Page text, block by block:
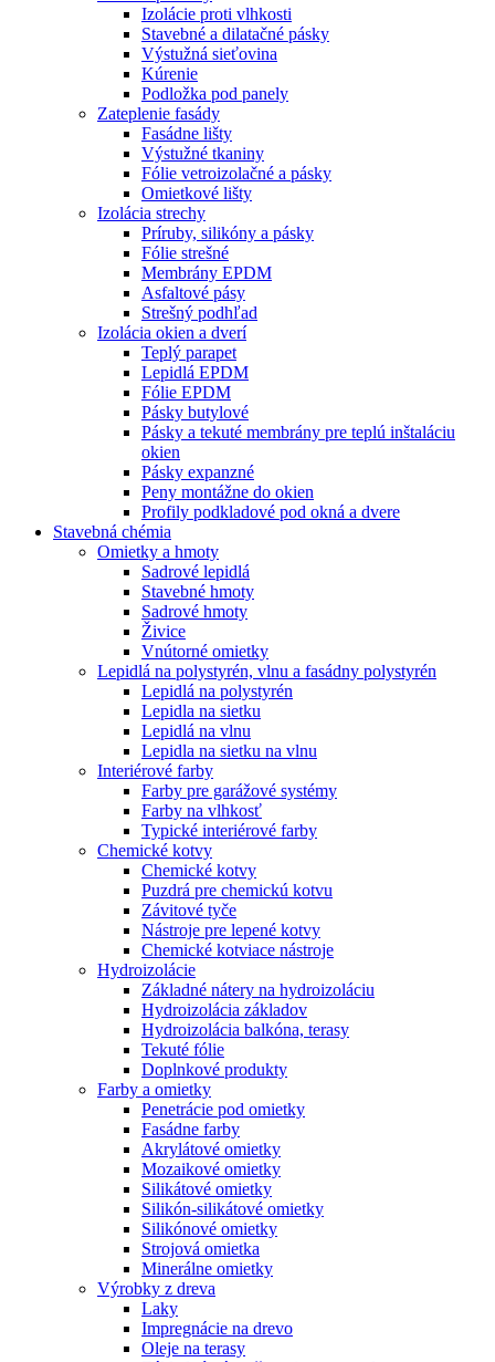
Izolácie proti vlhkosti
Stavebné a dilatačné pásky
Výstužná sieťovina
Kúrenie
Podložka pod panely
Zateplenie fasády
Fasádne lišty
Výstužné tkaniny
Fólie vetroizolačné a pásky
Omietkové lišty
Izolácia strechy
Príruby, silikóny a pásky
Fólie strešné
Membrány EPDM
Asfaltové pásy
Strešný podhľad
Izolácia okien a dverí
Teplý parapet
Lepidlá EPDM
Fólie EPDM
Pásky butylové
Pásky a tekuté membrány pre teplú inštaláciu
okien
Pásky expanzné
Peny montážne do okien
Profily podkladové pod okná a dvere
Stavebná chémia
Omietky a hmoty
Sadrové lepidlá
Stavebné hmoty
Sadrové hmoty
Živice
Vnútorné omietky
Lepidlá na polystyrén, vlnu a fasádny polystyrén
Lepidlá na polystyrén
Lepidla na sietku
Lepidlá na vlnu
Lepidla na sietku na vlnu
Interiérové farby
Farby pre garážové systémy
Farby na vlhkosť
Typické interiérové farby
Chemické kotvy
Chemické kotvy
Puzdrá pre chemickú kotvu
Závitové tyče
Nástroje pre lepené kotvy
Chemické kotviace nástroje
Hydroizolácie
Základné nátery na hydroizoláciu
Hydroizolácia základov
Hydroizolácia balkóna, terasy
Tekuté fólie
Doplnkové produkty
Farby a omietky
Penetrácie pod omietky
Fasádne farby
Akrylátové omietky
Mozaikové omietky
Silikátové omietky
Silikón-silikátové omietky
Silikónové omietky
Strojová omietka
Minerálne omietky
Výrobky z dreva
Laky
Impregnácie na drevo
Oleje na terasy